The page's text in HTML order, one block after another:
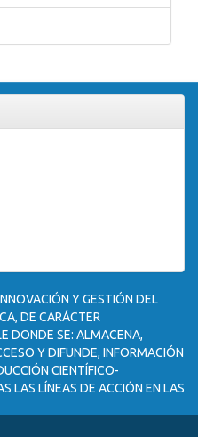
Y GESTIÓN DEL
DE CARÁCTER
DONDE SE: ALMACENA,
Y DIFUNDE, INFORMACIÓN
CIENTÍFICO-
LAS LÍNEAS DE ACCIÓN EN LAS